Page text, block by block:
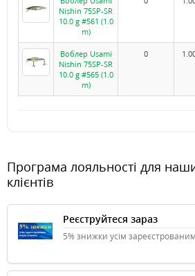
Nishin 75SP-SR
10.0 g #561 (1.0
m)
Воблер Usami
Nishin 75SP-SR
10.0 g #565 (1.0
m)
0
Програма лояльності для
клієнтів
Реєструйтеся зараз
5% знижки усім